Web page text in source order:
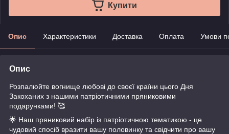
Купити
Опис Характеристики Доставка Оплата Умови
Опис
Розпалюйте вогнище любові до своєї країни цього Дня
Закоханих з нашими патріотичними пряниковими
подарунками! 🥰
🌟 Наш пряниковий набір із патріотичною тематикою - це
чудовий спосіб вразити вашу половинку та свідчити про вашу